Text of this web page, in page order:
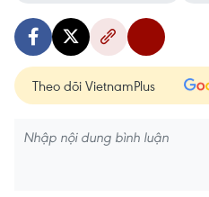
Theo dõi VietnamPlus